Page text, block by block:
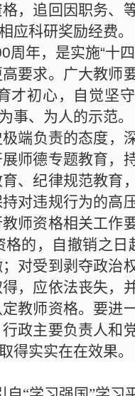
，追回因职务、
应科研奖励经费。
周年，是实施“十
要求。广大教师
才初心，自觉坚
事、为人的示范。
端负责的态度，
师德专题教育，
、纪律规范教育
对违规行为的高
师资格相关工作
格的，自撤销之日
对受到剥夺政治
，应依法丧失，
教师资格。要进
政主要负责人和
得实实在在效果。